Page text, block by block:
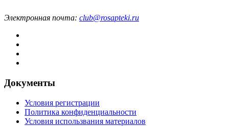
Электронная почта: club@rosapteki.ru
Документы
Условия регистрации
Политика конфиденциальности
Условия использвания материалов